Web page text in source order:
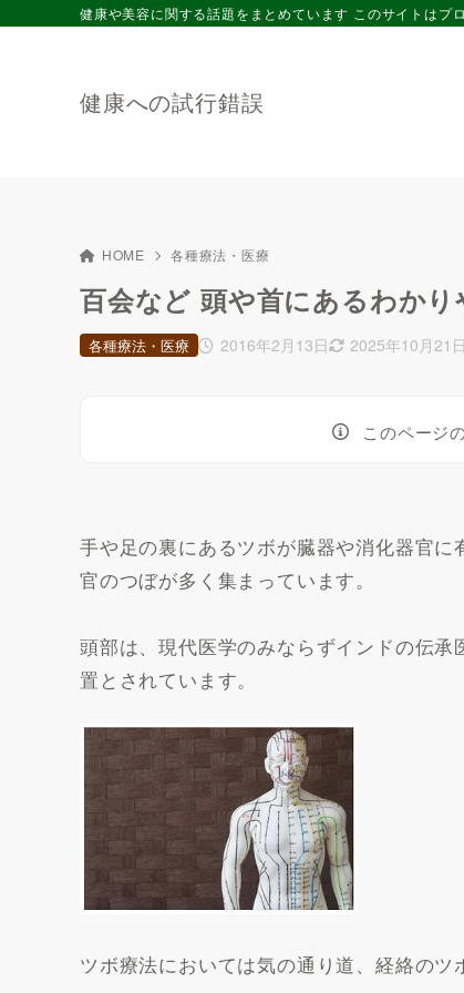
健康への試行錯誤
健康や美容に関する話題をまとめています このサイトはプ
HOME 各種療法・医療
百会など 頭や首にあるわか
2016年2月13日 2025年10月21日
各種療法・医療
このページ
手や足の裏にあるツボが臓器や消化器官
官のつぼが多く集まっています。
頭部は、現代医学のみならずインドの伝
置とされています。
ツボ療法においては気の通り道、経絡のツ